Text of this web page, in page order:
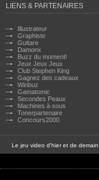
LIENS & PARTENAIRES
Illustrateur
Graphiste
Guitare
Damonx
Buzz du moment!
Jeux Jeux Jeux
Club Stephen King
Gagnez des cadeaux
Winbuz
Gamatomic
Secondes Peaux
Machines à sous
Tonerpartenaire
Concours2000
Le jeu video d'hier et de